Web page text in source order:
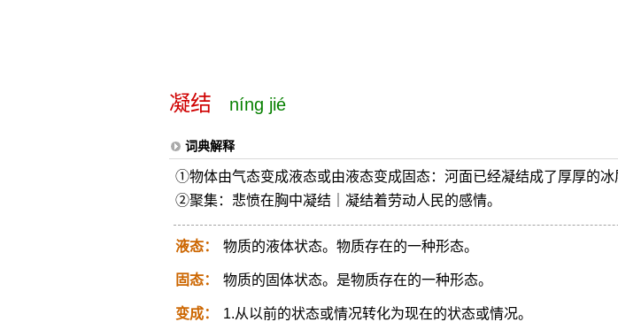
凝结 níng jié
词典解释
①物体由气态变成液态或由液态变成固态：河面已经凝结成了厚厚的冰
②聚集：悲愤在胸中凝结｜凝结着劳动人民的感情。
液态： 物质的液体状态。物质存在的一种形态。
固态： 物质的固体状态。是物质存在的一种形态。
变成：
1.从以前的状态或情况转化为现在的状态或情况。